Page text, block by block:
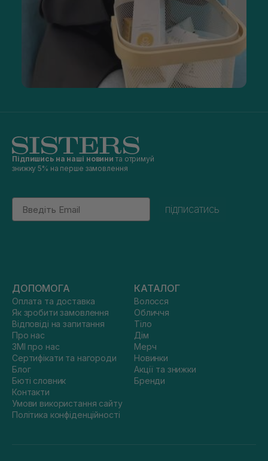
Підпишись на наші новини та отримуй
знижку 5% на перше замовлення
Email
підписатись
ДОПОМОГА
Оплата та доставка
Як зробити замовлення
Відповіді на запитання
Про нас
ЗМІ про нас
Сертифікати та нагороди
Блог
Бюті словник
Контакти
Умови використання сайту
Політика конфіденційності
КАТАЛОГ
Волосся
Обличчя
Тіло
Дім
Мерч
Новинки
Акції та знижки
Бренди